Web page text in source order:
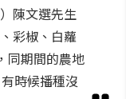
陳文選先生
彩椒、白蘿
同期間的農地
時候播種沒